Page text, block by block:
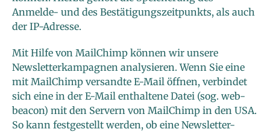
Anmelde- und des Bestätigungszeitpunkts, als auch
der IP-Adresse.
Mit Hilfe von MailChimp können wir unsere
Newsletterkampagnen analysieren. Wenn Sie eine
mit MailChimp versandte E-Mail öffnen, verbindet
sich eine in der E-Mail enthaltene Datei (sog. web-
beacon) mit den Servern von MailChimp in den USA.
So kann festgestellt werden, ob eine Newsletter-